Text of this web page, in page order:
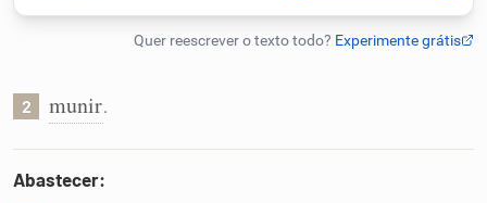
Humanizador de IA
2 munir.
Abastecer: